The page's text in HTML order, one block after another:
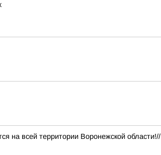
на всей территории Воронежской области!//